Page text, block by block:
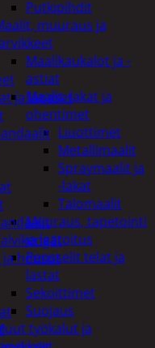
Putkipihdit
muuraus ja
Maalikaukalot ja -
astiat
Maalit, lakat ja
ohentimet
Liuottimet
Metallimaalit
Spraymaalit ja
-lakat
Talomaalit
Muuraus, tapetointi
ja laatoitus
Pensselit telat ja
lastat
Sekoittimet
Suojaus
työkalut ja
ja lapaset
ja housut